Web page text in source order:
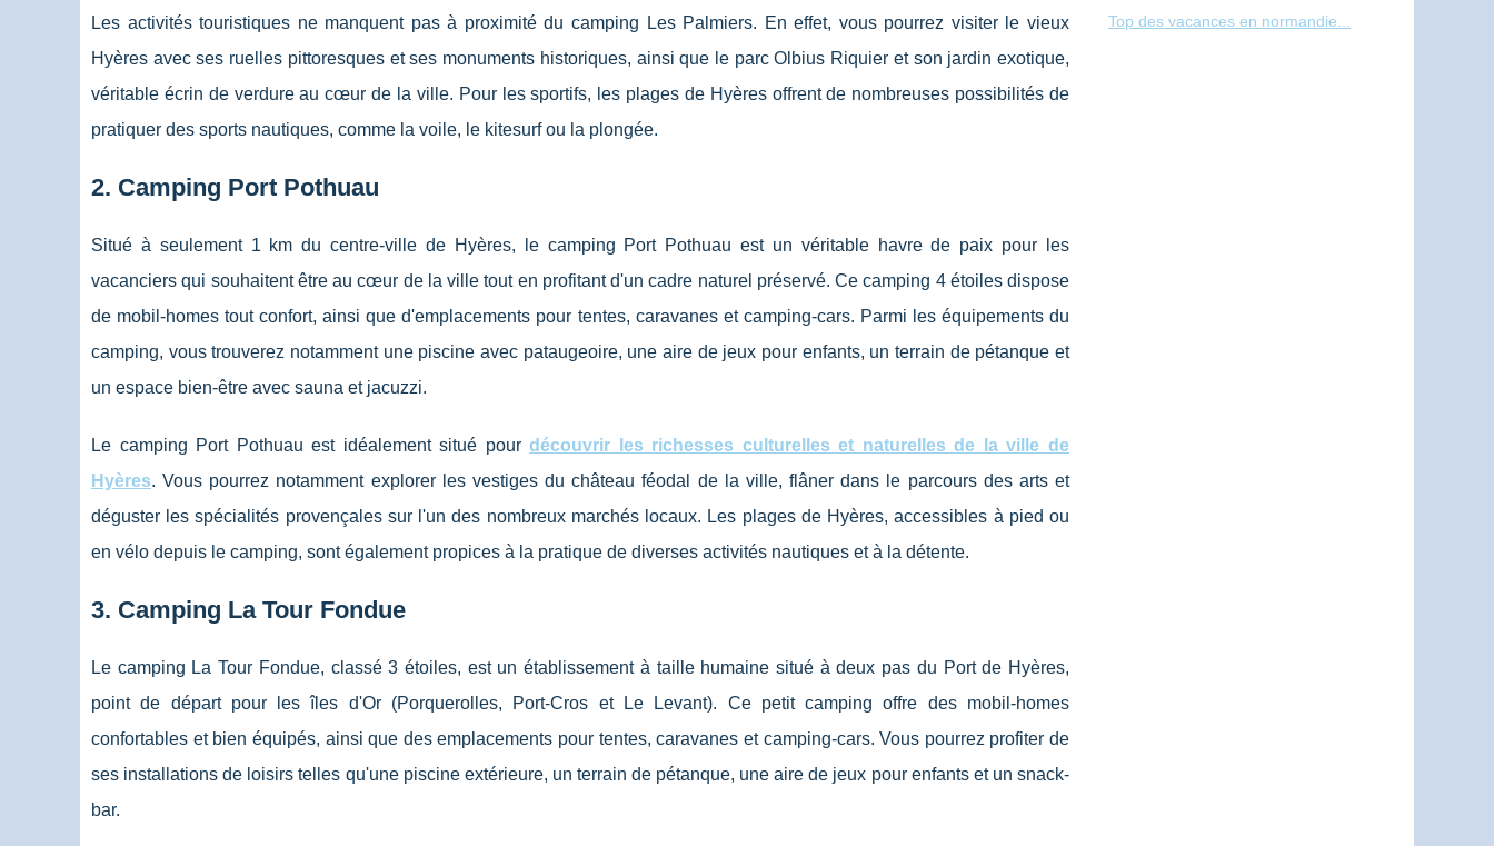
Les activités touristiques ne manquent pas à proximité du camping Les Palmiers. En effet, vous pourrez visiter le vieux
Hyères avec ses ruelles pittoresques et ses monuments historiques, ainsi que le parc Olbius Riquier et son jardin exotique,
véritable écrin de verdure au cœur de la ville. Pour les sportifs, les plages de Hyères offrent de nombreuses possibilités de
pratiquer des sports nautiques, comme la voile, le kitesurf ou la plongée.
2. Camping Port Pothuau
Situé à seulement 1 km du centre-ville de Hyères, le camping Port Pothuau est un véritable havre de paix pour les
vacanciers qui souhaitent être au cœur de la ville tout en profitant d'un cadre naturel préservé. Ce camping 4 étoiles dispose
de mobil-homes tout confort, ainsi que d'emplacements pour tentes, caravanes et camping-cars. Parmi les équipements du
camping, vous trouverez notamment une piscine avec pataugeoire, une aire de jeux pour enfants, un terrain de pétanque et
un espace bien-être avec sauna et jacuzzi.
Le camping Port Pothuau est idéalement situé pourdécouvrir les richesses culturelles et naturelles de la ville de
Hyères. Vous pourrez notamment explorer les vestiges du château féodal de la ville, flâner dans le parcours des arts et
déguster les spécialités provençales sur l'un des nombreux marchés locaux. Les plages de Hyères, accessibles à pied ou
en vélo depuis le camping, sont également propices à la pratique de diverses activités nautiques et à la détente.
3. Camping La Tour Fondue
Le camping La Tour Fondue, classé 3 étoiles, est un établissement à taille humaine situé à deux pas du Port de Hyères,
point de départ pour les îles d'Or (Porquerolles, Port-Cros et Le Levant). Ce petit camping offre des mobil-homes
confortables et bien équipés, ainsi que des emplacements pour tentes, caravanes et camping-cars. Vous pourrez profiter de
ses installations de loisirs telles qu'une piscine extérieure, un terrain de pétanque, une aire de jeux pour enfants et un snack-
bar.
Top des vacances en normandie...